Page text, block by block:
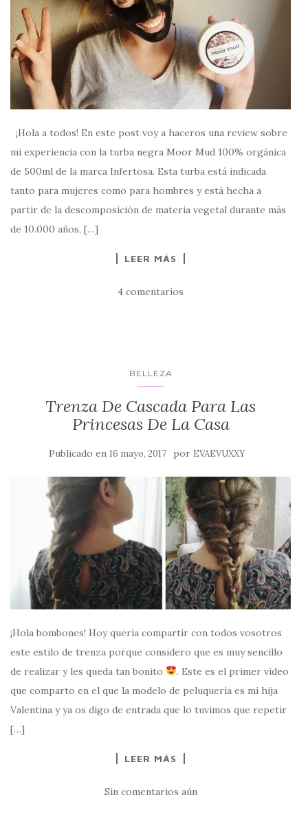
¡Hola a todos! En este post voy a haceros una review sobre
mi experiencia con la turba negra Moor Mud 100% orgánica
de 500ml de la marca Infertosa. Esta turba está indicada
tanto para mujeres como para hombres y está hecha a
partir de la descomposición de materia vegetal durante más
de 10.000 años, […]
LEER MÁS
4 comentarios
BELLEZA
Trenza De Cascada Para Las
Princesas De La Casa
Publicado en 16 mayo, 2017 por EVAEVUXXY
¡Hola bombones! Hoy quería compartir con todos vosotros
este estilo de trenza porque considero que es muy sencillo
de realizar y les queda tan bonito
. Este es el primer vídeo
que comparto en el que la modelo de peluquería es mi hija
Valentina y ya os digo de entrada que lo tuvimos que repetir
[…]
LEER MÁS
Sin comentarios aún